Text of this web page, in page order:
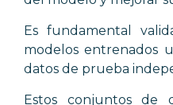
Es fundamental
modelos entrenados
datos de prueba
Estos conjuntos de